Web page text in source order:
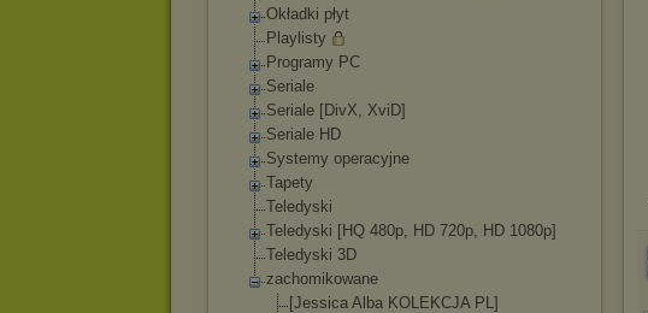
Okładki płyt
Playlisty
Programy PC
Seriale
Seriale [DivX, XviD]
Seriale HD
Systemy operacyjne
Tapety
Teledyski
Teledyski [HQ 480p, HD 720p, HD 1080p]
Teledyski 3D
zachomikowane
[Jessica Alba KOLEKCJA PL]